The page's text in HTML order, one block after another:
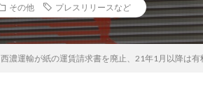
その他 プレスリリースなど
西濃運輸が紙の運賃請求書を廃止、21年1月以降は有